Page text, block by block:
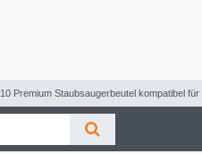
10 Premium Staubsaugerbeutel kompatibel